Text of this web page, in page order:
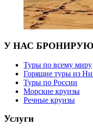
У НАС
Туры по всему миру
Горящие туры из
Туры по России
Морские круизы
Речные круизы
Услуги